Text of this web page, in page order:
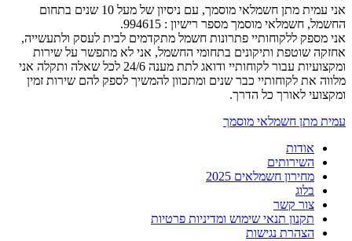
אני עמית מתן חשמלאי מוסמך, עם ניסיון של מעל 10 שנים בתחום
החשמל, חשמלאי מוסמך מספר רישיון : 994615.
אני מספק ללקוחותיי פתרונות חשמל מתקדמים לבית לעסק ולתעשייה,
אחזקה שוטפת ותיקונים בתחומי החשמל, אני לא מתפשר על שירות
ומקצועיות עבור לקוחותיי ודואג לתת מענה 24/6 לכל שאלה ותקלה אני
מלווה את לקוחותיי כבר שנים ומתכוון להמשיך לספק להם שירות זמין
ומקצועי לאורך כל הדרך.
עמית מתן חשמלאי מוסמך
אודות
השירותים
מחירון חשמלאים 2025
בלוג
צור קשר
תקנון תנאי שימוש ומדיניות פרטיות
הצהרת נגישות